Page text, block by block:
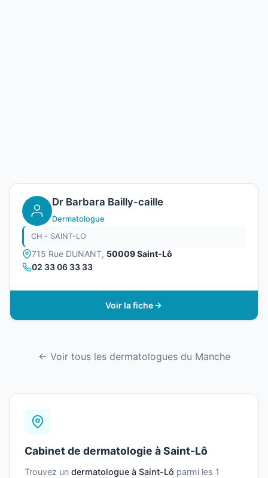
Dr Barbara Bailly-caille
Dermatologue
CH - SAINT-LO
715 Rue DUNANT, 50009 Saint-Lô
02 33 06 33 33
Voir la fiche
← Voir tous les dermatologues du Manche
Cabinet de dermatologie à Saint-Lô
Trouvez un dermatologue à Saint-Lô parmi les 1